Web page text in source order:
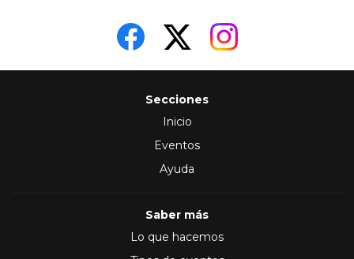
Secciones
Inicio
Eventos
Ayuda
Saber más
Lo que hacemos